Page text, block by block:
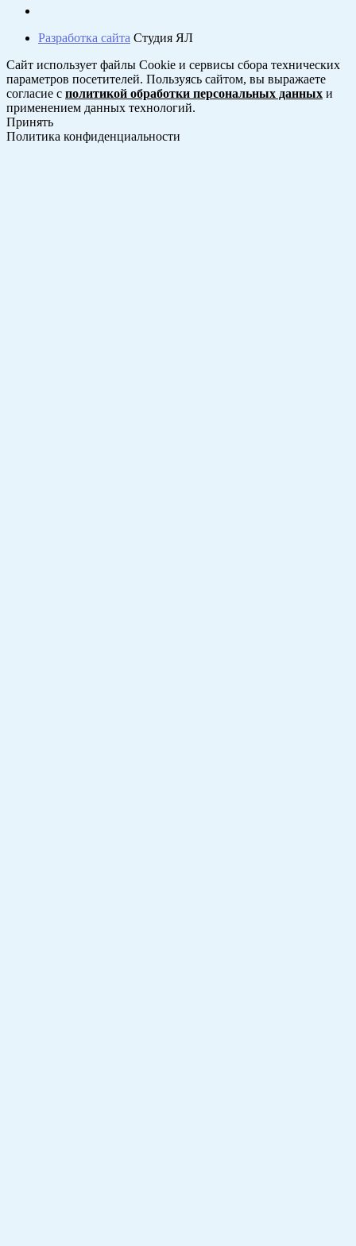
Разработка сайта Студия ЯЛ
Сайт использует файлы Cookie и сервисы сбора технических
параметров посетителей. Пользуясь сайтом, вы выражаете
согласие с политикой обработки персональных данных и
применением данных технологий.
Принять
Политика конфиденциальности